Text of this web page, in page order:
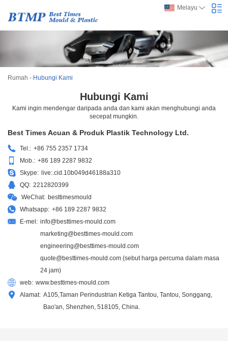
Melayu
Rumah - Hubungi Kami
Hubungi Kami
Kami ingin mendengar daripada anda dan kami akan menghubungi anda
secepat mungkin.
Best Times Acuan & Produk Plastik Technology Ltd.
Tel.: +86 755 2357 1734
Mob.: +86 189 2287 9832
Skype: live:.cid.10b049d46188a310
QQ: 2212820399
WeChat: besttimesmould
Whatsapp: +86 189 2287 9832
E-mel: info@besttimes-mould.com
marketing@besttimes-mould.com
engineering@besttimes-mould.com
quote@besttimes-mould.com (sebut harga percuma dalam masa
24 jam)
web: www.besttimes-mould.com
Alamat: A105,Taman Perindustrian Ketiga Tantou, Tantou, Songgang,
Bao'an, Shenzhen, 518105, China.